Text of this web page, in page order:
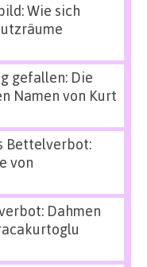
Wie sich
gefallen: Die
Namen von Kurt
Bettelverbot:
von
Dahmen